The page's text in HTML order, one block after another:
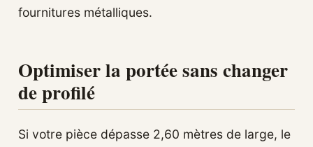
fournitures métalliques.
Optimiser la portée sans changer
de profilé
Si votre pièce dépasse 2,60 mètres de large, le